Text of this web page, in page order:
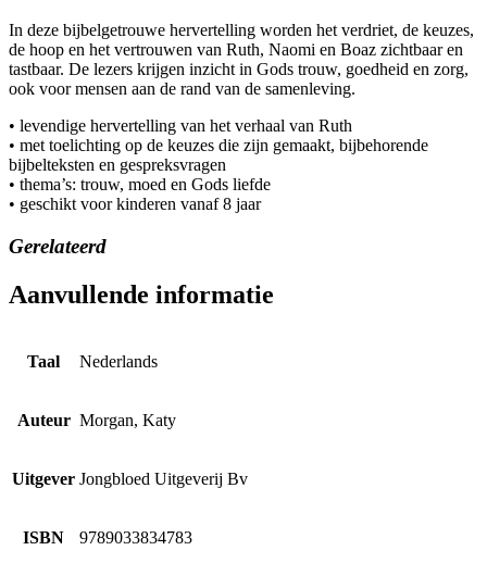
In deze bijbelgetrouwe hervertelling worden het verdriet, de keuzes,
de hoop en het vertrouwen van Ruth, Naomi en Boaz zichtbaar en
tastbaar. De lezers krijgen inzicht in Gods trouw, goedheid en zorg,
ook voor mensen aan de rand van de samenleving.
• levendige hervertelling van het verhaal van Ruth
• met toelichting op de keuzes die zijn gemaakt, bijbehorende
bijbelteksten en gespreksvragen
• thema’s: trouw, moed en Gods liefde
• geschikt voor kinderen vanaf 8 jaar
Gerelateerd
Aanvullende informatie
Taal Nederlands
Auteur Morgan, Katy
Uitgever Jongbloed Uitgeverij Bv
ISBN 9789033834783